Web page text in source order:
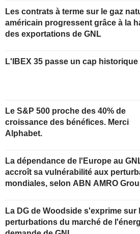
Les contrats à terme sur le gaz
américain progressent grâce à la
des exportations de GNL
L'IBEX 35 passe un cap historique
Le S&P 500 proche des 40% de
croissance des bénéfices. Merci
Alphabet.
La dépendance de l'Europe au
accroît sa vulnérabilité aux
mondiales, selon ABN AMRO
La DG de Woodside s'exprime sur
perturbations du marché de